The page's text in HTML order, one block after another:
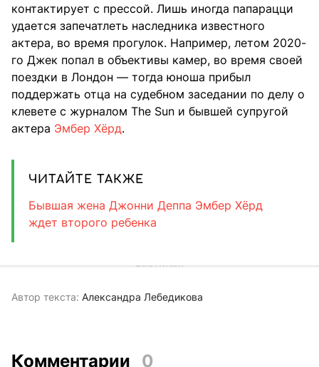
контактирует с прессой. Лишь иногда папарацци
удается запечатлеть наследника известного
актера, во время прогулок. Например, летом 2020-
го Джек попал в объективы камер, во время своей
поездки в Лондон — тогда юноша прибыл
поддержать отца на судебном заседании по делу о
клевете с журналом The Sun и бывшей супругой
актера Эмбер Хёрд.
ЧИТАЙТЕ ТАКЖЕ
Бывшая жена Джонни Деппа Эмбер Хёрд
ждет второго ребенка
Автор текста: Александра Лебедикова
Комментарии 0